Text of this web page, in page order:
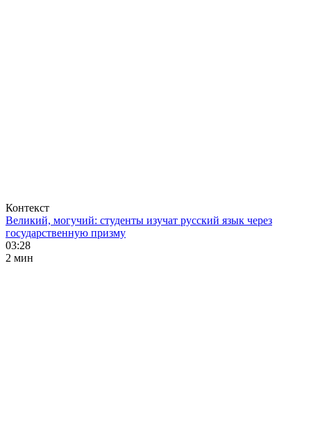
Контекст
Великий, могучий: студенты изучат русский язык через
государственную призму
03:28
2 мин